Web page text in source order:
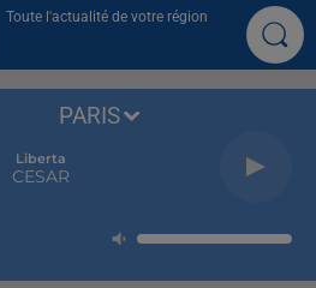
Toute l'actualité de votre région
Liberta
CESAR
PARIS